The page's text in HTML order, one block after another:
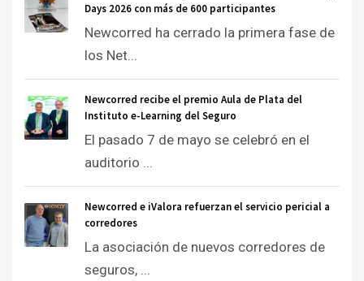
Days 2026 con más de 600 participantes
Newcorred ha cerrado la primera fase de
los Net...
Newcorred recibe el premio Aula de Plata del
Instituto e-Learning del Seguro
El pasado 7 de mayo se celebró en el
auditorio ...
Newcorred e iValora refuerzan el servicio pericial a
corredores
La asociación de nuevos corredores de
seguros, ...